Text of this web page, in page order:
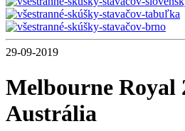
29-09-2019
Melbourne Royal
Austrália